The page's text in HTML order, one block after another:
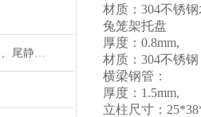
可视大鼠尾注射固定器、尾静脉注射
材质： 304不锈
兔笼架托盘
厚度： 0.8mm,
材质： 304不锈钢
横梁钢管：
厚度： 1.5mm,
立柱尺寸：